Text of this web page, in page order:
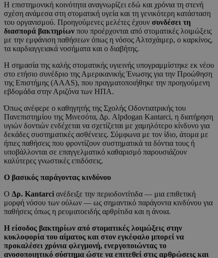
Η επιστημονική κοινότητα αναγνωρίζει εδώ και χρόνια τη στενή
σχέση ανάμεσα στη στοματική υγεία και τη γενικότερη κατάσταση
του οργανισμού. Προηγούμενες μελέτες έχουν συνδέσει τη
διασπορά βακτηρίων που προέρχονται από στοματικές λοιμώξεις
με την εμφάνιση παθήσεων όπως η νόσος Αλτσχάιμερ, ο καρκίνος,
τα καρδιαγγειακά νοσήματα και ο διαβήτης.
Η σημασία της καλής στοματικής υγιεινής υπογραμμίστηκε εκ νέου
στο ετήσιο συνέδριο της Αμερικανικής Ένωσης για την Προώθηση
της Επιστήμης (AAAS), που πραγματοποιήθηκε την προηγούμενη
εβδομάδα στην Αριζόνα των ΗΠΑ.
Όπως ανέφερε ο καθηγητής της Σχολής Οδοντιατρικής του
Πανεπιστημίου της Μινεσότα, Δρ. Alpdogan Kantarci, η διατήρηση
υγιών δοντιών ενδέχεται να σχετίζεται με χαμηλότερο κίνδυνο για
δεκάδες συστηματικές ασθένειες. Σύμφωνα με τον ίδιο, άτομα με
ήπιες παθήσεις που φροντίζουν συστηματικά τα δόντια τους ή
υποβάλλονται σε επαγγελματικό καθαρισμό παρουσιάζουν
καλύτερες γνωστικές επιδόσεις.
Ο βασικός παράγοντας κινδύνου
Ο Δρ. Kantarci ανέδειξε την περιοδοντίτιδα — μια επιθετική
μορφή νόσου των ούλων — ως σημαντικό παράγοντα κινδύνου για
παθήσεις όπως η ρευματοειδής αρθρίτιδα και η άνοια.
Η είσοδος βακτηρίων από στοματικές λοιμώξεις στην
κυκλοφορία του αίματος και στον εγκέφαλο μπορεί να
προκαλέσει χρόνια φλεγμονή, ενεργοποιώντας το
ανοσοποιητικό σύστημα ώστε να επιτεθεί στις αρθρώσεις και